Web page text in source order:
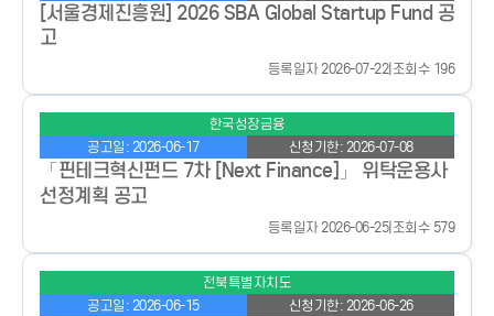
[서울경제진흥원] 2026 SBA Global Startup Fund 공
고
등록일자 2026-07-22| 조회수 196
한국성장금융
공고일: 2026-06-17
신청기한: 2026-07-08
「핀테크혁신펀드 7차 [Next Finance]」 위탁운용사
선정계획 공고
등록일자 2026-06-25| 조회수 579
전북특별자치도
공고일: 2026-06-15
신청기한: 2026-06-26